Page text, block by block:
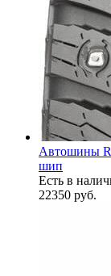
Автошины
шип
Есть в
22350 руб.